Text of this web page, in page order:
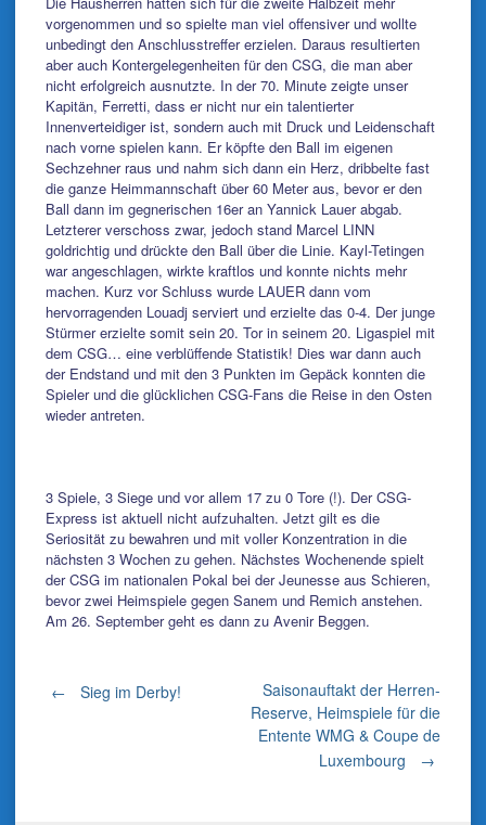
vorgenommen und so spielte man viel offensiver und wollte
unbedingt den Anschlusstreffer erzielen. Daraus resultierten
aber auch Kontergelegenheiten für den CSG, die man aber
nicht erfolgreich ausnutzte. In der 70. Minute zeigte unser
Kapitän, Ferretti, dass er nicht nur ein talentierter
Innenverteidiger ist, sondern auch mit Druck und Leidenschaft
nach vorne spielen kann. Er köpfte den Ball im eigenen
Sechzehner raus und nahm sich dann ein Herz, dribbelte fast
die ganze Heimmannschaft über 60 Meter aus, bevor er den
Ball dann im gegnerischen 16er an Yannick Lauer abgab.
Letzterer verschoss zwar, jedoch stand Marcel LINN
goldrichtig und drückte den Ball über die Linie. Kayl-Tetingen
war angeschlagen, wirkte kraftlos und konnte nichts mehr
machen. Kurz vor Schluss wurde LAUER dann vom
hervorragenden Louadj serviert und erzielte das 0-4. Der junge
Stürmer erzielte somit sein 20. Tor in seinem 20. Ligaspiel mit
dem CSG… eine verblüffende Statistik! Dies war dann auch
der Endstand und mit den 3 Punkten im Gepäck konnten die
Spieler und die glücklichen CSG-Fans die Reise in den Osten
wieder antreten.
3 Spiele, 3 Siege und vor allem 17 zu 0 Tore (!). Der CSG-
Express ist aktuell nicht aufzuhalten. Jetzt gilt es die
Seriosität zu bewahren und mit voller Konzentration in die
nächsten 3 Wochen zu gehen. Nächstes Wochenende spielt
der CSG im nationalen Pokal bei der Jeunesse aus Schieren,
bevor zwei Heimspiele gegen Sanem und Remich anstehen.
Am 26. September geht es dann zu Avenir Beggen.
Post
← Sieg im Derby!
Saisonauftakt der Herren-
Reserve, Heimspiele für die
Entente WMG & Coupe de
Luxembourg
→